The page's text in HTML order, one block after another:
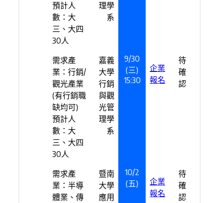
預計人
數：大
三、大四
30人
理學
系
需求產
業：行銷/
觀光產業
(有行銷職
缺均可)
預計人
數：大
三、大四
30人
嘉義
大學
行銷
與觀
光管
理學
系
9/30
(三)
15:30
企業
報名
待
確
認
需求產
業：半導
體業、傳
暨南
大學
應用
10/2
(五)
企業
報名
待
確
認